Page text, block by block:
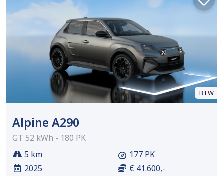
BTW
Alpine A290
GT 52 kWh - 180 PK
5 km
2025
177 PK
€ 41.600,-